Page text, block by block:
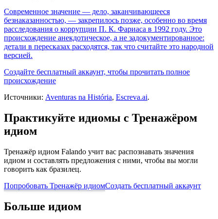
Современное значение — дело, заканчивающееся
безнаказанностью, — закрепилось позже, особенно во время
расследования о коррупции П. К. Фариаса в 1992 году. Это
происхождение анекдотическое, а не задокументированное:
детали в пересказах расходятся, так что считайте это народной
версией.
Создайте бесплатный аккаунт, чтобы прочитать полное
происхождение
Источники: Aventuras na História, Escreva.ai.
Практикуйте идиомы с Тренажёром
идиом
Тренажёр идиом Falando учит вас распознавать значения
идиом и составлять предложения с ними, чтобы вы могли
говорить как бразилец.
Попробовать Тренажёр идиомСоздать бесплатный аккаунт
Больше идиом